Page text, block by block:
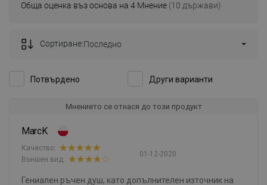
Обща оценка въз основа на 4 Мнение (10 държави)
Потвърдено Други варианти
Сортиране:Последно
Мнението се отнася до този продукт
MarcK
01-12-2020
Качество:
Външен вид:
Гениален ръчен душ, като допълнителен източник на